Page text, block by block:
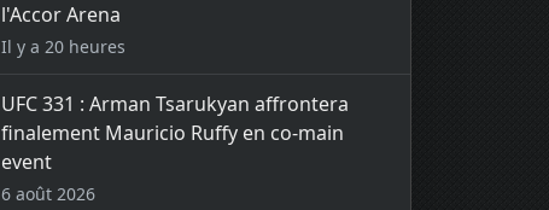
l'Accor Arena
Il y a 20 heures
UFC 331 : Arman Tsarukyan affrontera
finalement Mauricio Ruffy en co-main
event
6 août 2026